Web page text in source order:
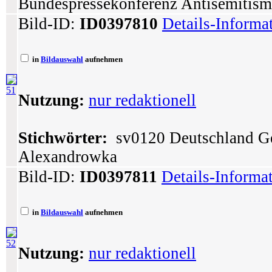
Bundespressekonferenz
51
Bild-ID: ID0397810 Details-
in Bildauswahl aufnehmen
Nutzung: nur redaktionell
Stichwörter: sv0120 Deutschland
Alexandrowka
52
Bild-ID: ID0397811 Details-
in Bildauswahl aufnehmen
Nutzung: nur redaktionell